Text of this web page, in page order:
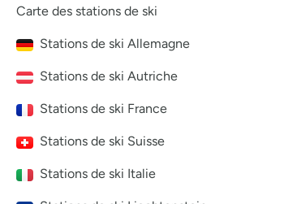
Carte des stations de ski
Stations de ski Allemagne
Stations de ski Autriche
Stations de ski France
Stations de ski Suisse
Stations de ski Italie